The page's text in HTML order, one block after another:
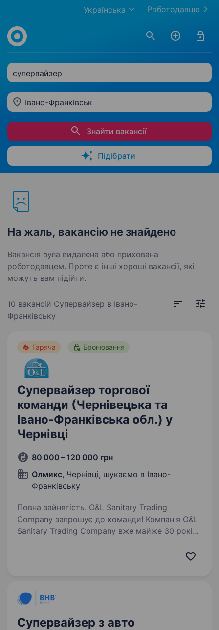
Роботодавцю
Українська
супервайзер
Івано-Франківськ
Знайти вакансії
Підібрати
На жаль, вакансію не знайдено
Вакансія була видалена або прихована
роботодавцем. Проте є інші хороші вакансії, які
можуть вам підійти.
10 вакансій Супервайзер в Івано-
Франківську
Гаряча Бронювання
Супервайзер торгової
команди (Чернівецька та
Івано-Франківська обл.) у
Чернівці
80 000 – 120 000 грн
Олмикс, Чернівці, шукаємо в Івано-
Франківську
Повна зайнятість. O&L Sanitary Trading
Company запрошує до команди! Компанія O&L
Sanitary Trading Company вже майже 30 років
сантехнічного та теплотехнічного обладнання.
Супервайзер з авто